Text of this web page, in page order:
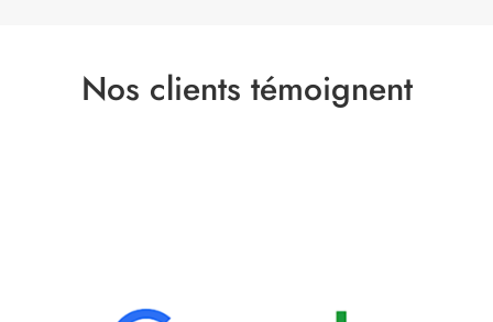
Nos clients témoignent